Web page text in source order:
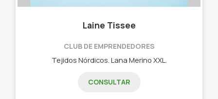
Laine Tissee
CLUB DE EMPRENDEDORES
Tejidos Nórdicos. Lana Merino XXL.
CONSULTAR